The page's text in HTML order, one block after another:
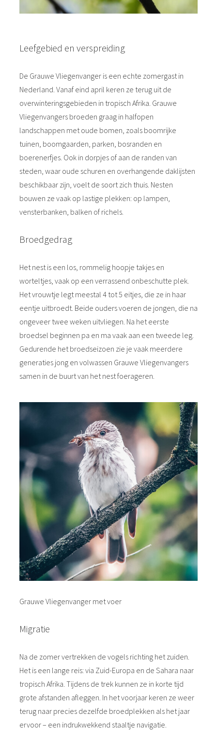
Leefgebied en verspreiding
De Grauwe Vliegenvanger is een echte zomergast in
Nederland. Vanaf eind april keren ze terug uit de
overwinteringsgebieden in tropisch Afrika. Grauwe
Vliegenvangers broeden graag in halfopen
landschappen met oude bomen, zoals boomrijke
tuinen, boomgaarden, parken, bosranden en
boerenerfjes. Ook in dorpjes of aan de randen van
steden, waar oude schuren en overhangende daklijsten
beschikbaar zijn, voelt de soort zich thuis. Nesten
bouwen ze vaak op lastige plekken: op lampen,
vensterbanken, balken of richels.
Broedgedrag
Het nest is een los, rommelig hoopje takjes en
worteltjes, vaak op een verrassend onbeschutte plek.
Het vrouwtje legt meestal 4 tot 5 eitjes, die ze in haar
eentje uitbroedt. Beide ouders voeren de jongen, die na
ongeveer twee weken uitvliegen. Na het eerste
broedsel beginnen pa en ma vaak aan een tweede leg.
Gedurende het broedseizoen zie je vaak meerdere
generaties jong en volwassen Grauwe Vliegenvangers
samen in de buurt van het nest foerageren.
Grauwe Vliegenvanger met voer
Migratie
Na de zomer vertrekken de vogels richting het zuiden.
Het is een lange reis: via Zuid-Europa en de Sahara naar
tropisch Afrika. Tijdens de trek kunnen ze in korte tijd
grote afstanden afleggen. In het voorjaar keren ze weer
terug naar precies dezelfde broedplekken als het jaar
ervoor – een indrukwekkend staaltje navigatie.